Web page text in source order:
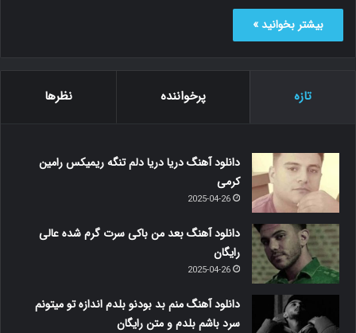
بیشتر بخوانید »
تازه پرخواننده نظرها
دانلود آهنگ دریا دریا دلم تنگه ریمیکس رامین
کرمی
2025-04-26
دانلود آهنگ بعد من باکی سرت گرم شده عالی
رایگان
2025-04-26
دانلود آهنگ منم بد بودنو بلدم اندازه تو میتونم
سرد باشم بلدم و متن رایگان